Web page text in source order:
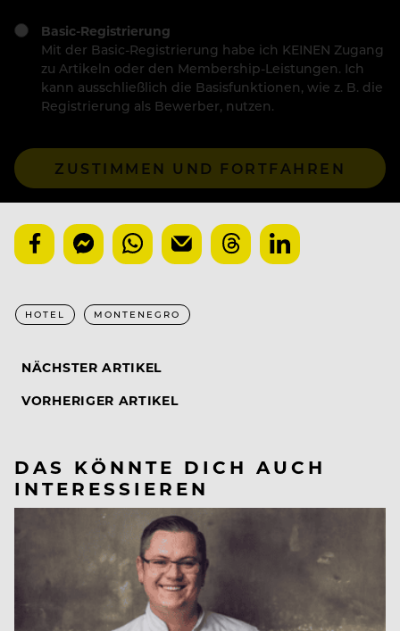
Basic-Registrierung
Mit der Basic-Registrierung habe ich KEINEN Zugang
zu Artikeln oder den Membership-Leistungen. Ich
kann ausschließlich die Basisfunktionen, wie z. B. die
Registrierung als Bewerber, nutzen.
ZUSTIMMEN UND FORTFAHREN
HOTEL MONTENEGRO
NÄCHSTER ARTIKEL
VORHERIGER ARTIKEL
DAS KÖNNTE DICH AUCH
INTERESSIEREN